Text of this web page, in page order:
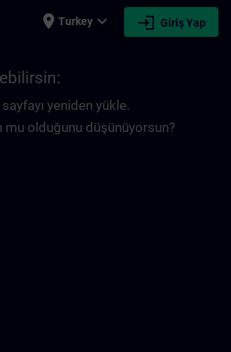
place Turkey expand_more login Giriş Yap
yeniden yükle.
olduğunu düşünüyorsun?